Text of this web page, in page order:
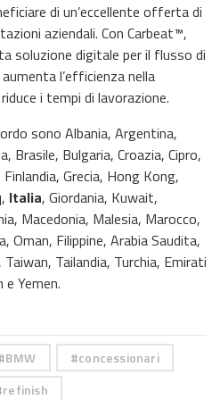
di un’eccellente offerta di
aziendali. Con Carbeat™,
soluzione digitale per il flusso di
l’efficienza nella
i tempi di lavorazione.
sono Albania, Argentina,
Brasile, Bulgaria, Croazia, Cipro,
Grecia, Hong Kong,
Italia, Giordania, Kuwait,
Macedonia, Malesia, Marocco,
Oman, Filippine, Arabia Saudita,
Tailandia, Turchia, Emirati
Yemen.
BMW
concessionari
refinish